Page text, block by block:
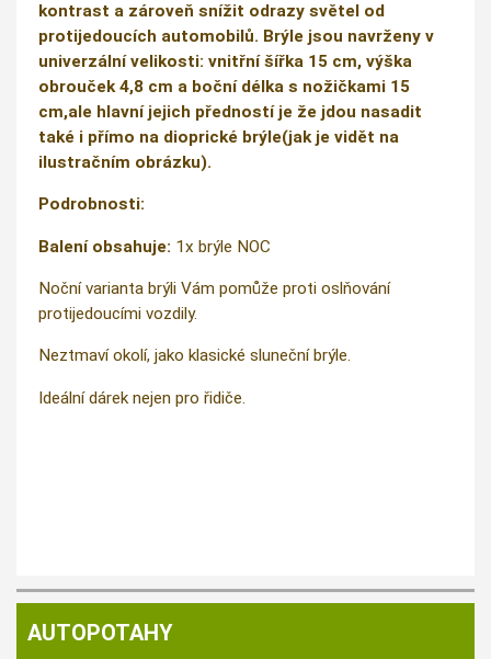
kontrast a zároveň snížit odrazy světel od
protijedoucích automobilů. Brýle jsou navrženy v
univerzální velikosti: vnitřní šířka 15 cm, výška
obrouček 4,8 cm a boční délka s nožičkami 15
cm,ale hlavní jejich předností je že jdou nasadit
také i přímo na dioprické brýle(jak je vidět na
ilustračním obrázku).
Podrobnosti:
Balení obsahuje: 1x brýle NOC
Noční varianta brýli Vám pomůže proti oslňování
protijedoucími vozdily.
Neztmaví okolí, jako klasické sluneční brýle.
Ideální dárek nejen pro řidiče.
AUTOPOTAHY